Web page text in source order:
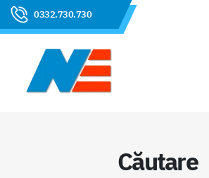
0332.730.730
Căutare